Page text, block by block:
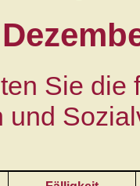
Sie die
und